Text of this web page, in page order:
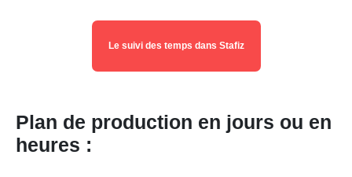
Le suivi des temps dans Stafiz
Plan de production en jours ou en
heures :